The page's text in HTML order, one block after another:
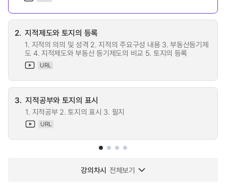
2. 지적제도와 토지의 등록
1. 지적의 의의 및 성격 2. 지적의 주요구성 내용 3. 부동산등기제
도 4. 지적제도와 부동산 등기제도의 비교 5. 토지의 등록
URL
3. 지적공부와 토지의 표시
1. 지적공부 2. 토지의 표시 3. 필지
URL
강의차시 전체보기